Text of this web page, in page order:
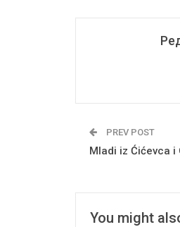
PREV POST
Mladi iz Ćićevca
You might